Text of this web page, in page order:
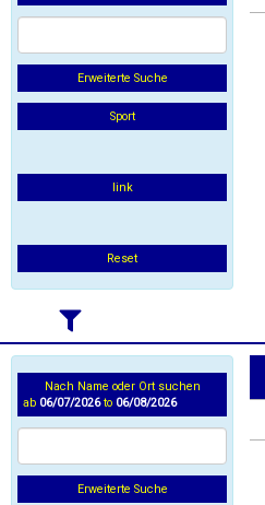
Erweiterte Suche
Sport
link
Reset
Nach Name oder Ort suchen
ab 06/07/2026to 06/08/2026
Erweiterte Suche